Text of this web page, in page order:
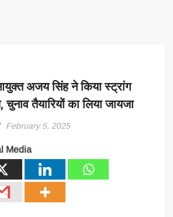
आयुक्त अजय सिंह ने किया स्ट्रांग
चुनाव तैयारियों का लिया जायजा
February 5, 2025
Media